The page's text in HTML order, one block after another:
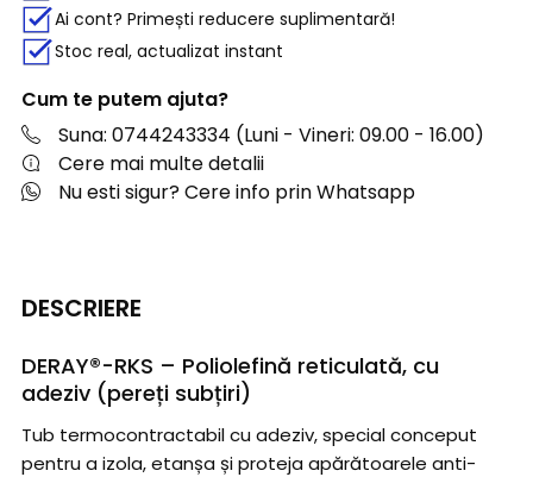
Ai cont? Primești reducere suplimentară!
Stoc real, actualizat instant
Cum te putem ajuta?
Suna: 0744243334 (Luni - Vineri: 09.00 - 16.00)
Cere mai multe detalii
Nu esti sigur? Cere info prin Whatsapp
DESCRIERE
DERAY®-RKS – Poliolefină reticulată, cu
adeziv (pereți subțiri)
Tub termocontractabil cu adeziv, special conceput
pentru a izola, etanșa și proteja apărătoarele anti-